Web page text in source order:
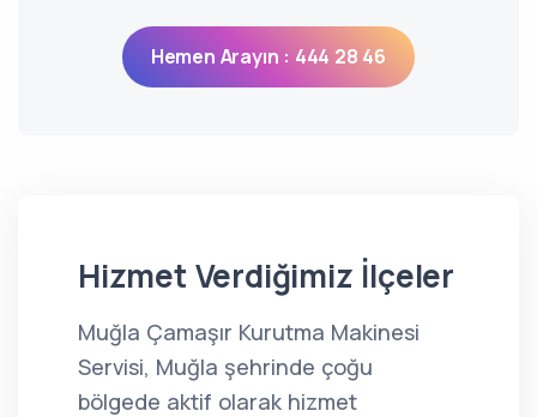
Hemen Arayın : 444 28 46
Hizmet Verdiğimiz İlçeler
Muğla Çamaşır Kurutma Makinesi
Servisi, Muğla şehrinde çoğu
bölgede aktif olarak hizmet